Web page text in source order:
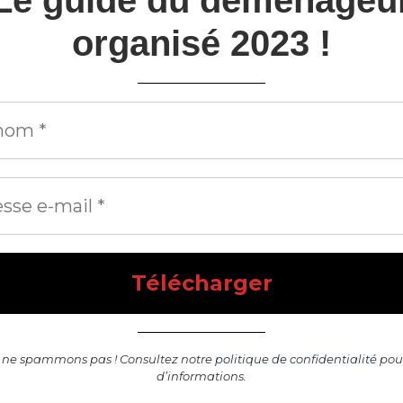
organisé 2023 !
spammons pas ! Consultez notre politique de confidentialité
d’informations.